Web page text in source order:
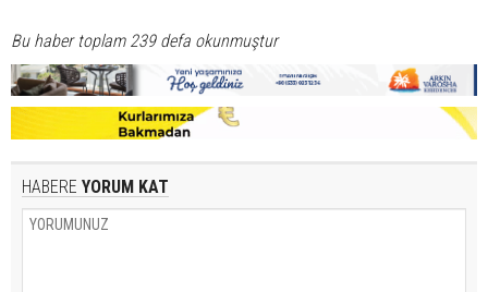
Bu haber toplam 239 defa okunmuştur
HABERE YORUM KAT